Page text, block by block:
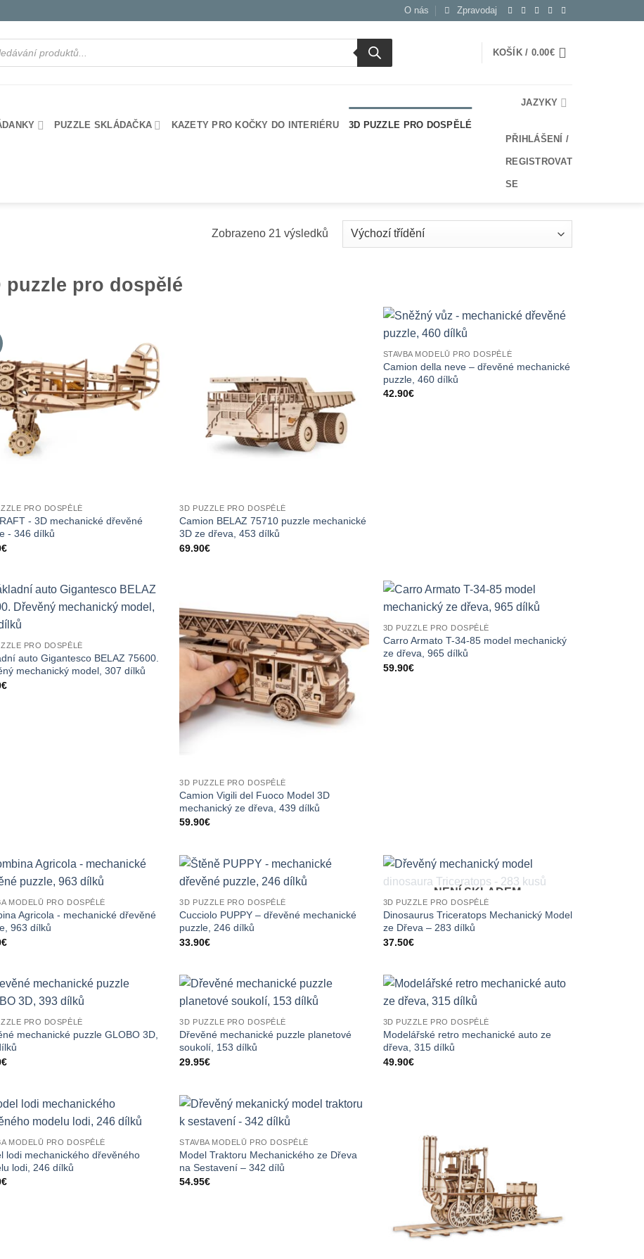
O nás Zpravodaj
KOŠÍK / 0.00€
PUZZLE SKLÁDAČKA KAZETY PRO KOČKY DO INTERIÉRU 3D PUZZLE PRO DOSPĚLÉ
JAZYKY
PŘIHLÁŠENÍ /
REGISTROVAT
SE
Zobrazeno 21 výsledků
puzzle pro dospělé
PRO DOSPĚLÉ
- 3D mechanické dřevěné
- 346 dílků
€
3D PUZZLE PRO DOSPĚLÉ
Camion BELAZ 75710 puzzle mechanické
3D ze dřeva, 453 dílků
69.90€
STAVBA MODELŮ PRO DOSPĚLÉ
Camion della neve – dřevěné mechanické
puzzle, 460 dílků
42.90€
PRO DOSPĚLÉ
auto Gigantesco BELAZ 75600.
mechanický model, 307 dílků
€
3D PUZZLE PRO DOSPĚLÉ
Camion Vigili del Fuoco Model 3D
mechanický ze dřeva, 439 dílků
59.90€
3D PUZZLE PRO DOSPĚLÉ
Carro Armato T-34-85 model mechanický
ze dřeva, 965 dílků
59.90€
MODELŮ PRO DOSPĚLÉ
Agricola - mechanické dřevěné
963 dílků
€
3D PUZZLE PRO DOSPĚLÉ
Cucciolo PUPPY – dřevěné mechanické
puzzle, 246 dílků
33.90€
NENÍ SKLADEM
3D PUZZLE PRO DOSPĚLÉ
Dinosaurus Triceratops Mechanický Model
ze Dřeva – 283 dílků
37.50€
PRO DOSPĚLÉ
mechanické puzzle GLOBO 3D,
€
3D PUZZLE PRO DOSPĚLÉ
Dřevěné mechanické puzzle planetové
soukolí, 153 dílků
29.95€
3D PUZZLE PRO DOSPĚLÉ
Modelářské retro mechanické auto ze
dřeva, 315 dílků
49.90€
MODELŮ PRO DOSPĚLÉ
lodi mechanického dřevěného
lodi, 246 dílků
€
STAVBA MODELŮ PRO DOSPĚLÉ
Model Traktoru Mechanického ze Dřeva
na Sestavení – 342 dílů
54.95€